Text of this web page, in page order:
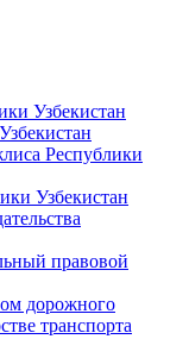
Узбекистан
Республики
Узбекистан
правовой
дорожного
транспорта